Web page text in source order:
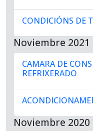
CONDICIÓNS DE
Noviembre 2021
CAMARA DE
REFRIXERADO
Noviembre 2020